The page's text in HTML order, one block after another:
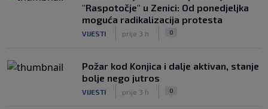
"Raspotočje" u Zenici: Od ponedjeljka
moguća radikalizacija protesta
VIJESTI prije 3 h 0
Požar kod Konjica i dalje aktivan, stanje
bolje nego jutros
VIJESTI prije 3 h 0